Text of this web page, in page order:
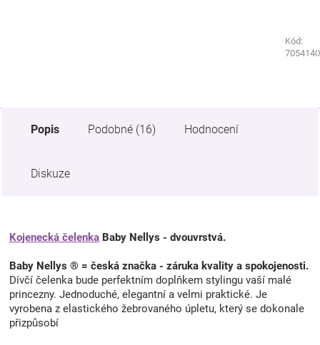
Kód:
Kód:
Popis Podobné (16) Hodnocení
Diskuze
Kojenecká čelenka Baby Nellys - dvouvrstvá.
Baby Nellys ® = česká značka - záruka kvality a spokojenosti.
Dívčí čelenka bude perfektním doplňkem stylingu vaší malé
princezny. Jednoduché, elegantní a velmi praktické. Je
vyrobena z elastického žebrovaného úpletu, který se dokonale
přizpůsobí